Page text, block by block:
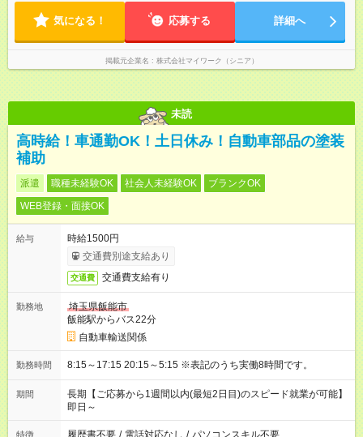
気になる！ 応募する 詳細へ
掲載元企業名 株式会社マイワーク（シニア）
未読
高時給！車通勤OK！土日休み！自動車部品の塗装
補助
派遣 職種未経験OK 社会人未経験OK
ブランクOK
WEB登録・面接OK
給与
時給1500円
交通費別途支給あり
交通費 交通費支給有り
勤務地
埼玉県飯能市
飯能駅からバス22分
自動車輸送関係
勤務時間 8:15～17:15 20:15～5:15 ※表記のうち実働8時間です。
期間
長期【ご応募から1週間以内(最短2日目)のスピード就業が可能】
即日～
特徴 履歴書不要 / 電話対応なし / パソコンスキル不要